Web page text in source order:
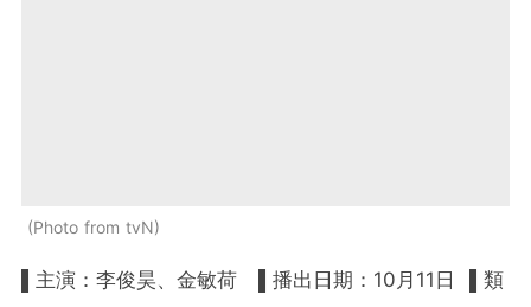
Photo from tvN
▌主演：李俊昊、金敏荷 ▌播出日期：10月11日 ▌類